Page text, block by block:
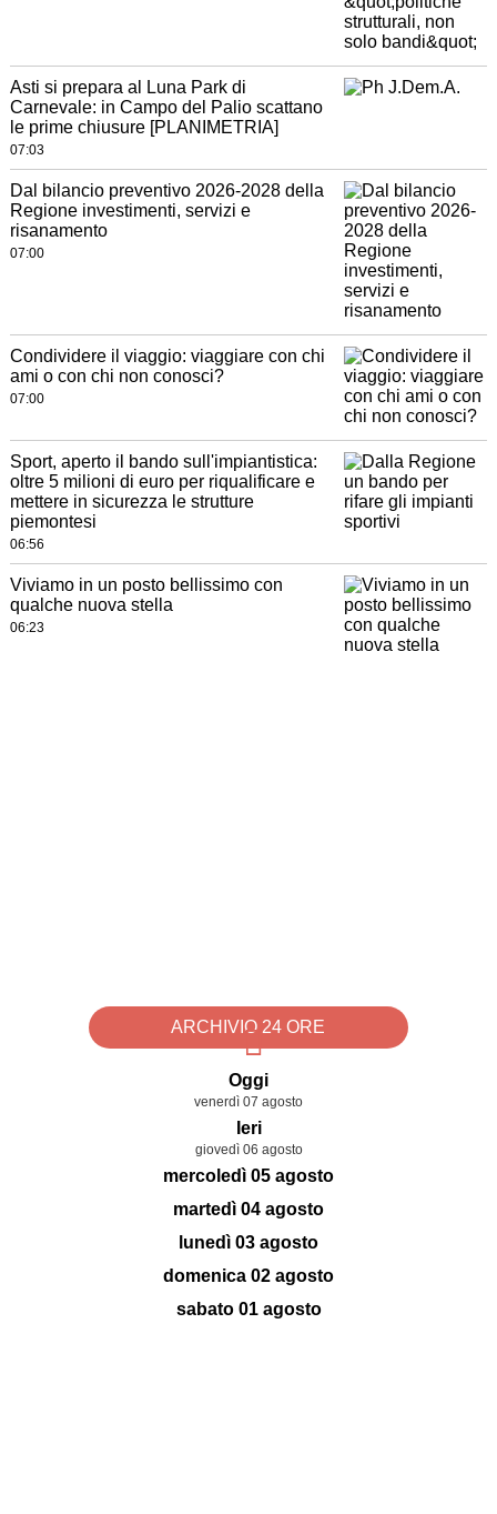
Asti si prepara al Luna Park di
Carnevale: in Campo del Palio scattano
le prime chiusure [PLANIMETRIA]
07:03
Dal bilancio preventivo 2026-2028 della
Regione investimenti, servizi e
risanamento
07:00
Condividere il viaggio: viaggiare con chi
ami o con chi non conosci?
07:00
Sport, aperto il bando sull'impiantistica:
oltre 5 milioni di euro per riqualificare e
mettere in sicurezza le strutture
piemontesi
06:56
Viviamo in un posto bellissimo con
qualche nuova stella
06:23
ARCHIVIO 24 ORE
Oggi
venerdì 07 agosto
Ieri
giovedì 06 agosto
mercoledì 05 agosto
martedì 04 agosto
lunedì 03 agosto
domenica 02 agosto
sabato 01 agosto